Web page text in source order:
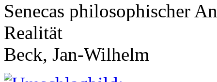
Senecas philosophischer
Realität
Beck, Jan-Wilhelm